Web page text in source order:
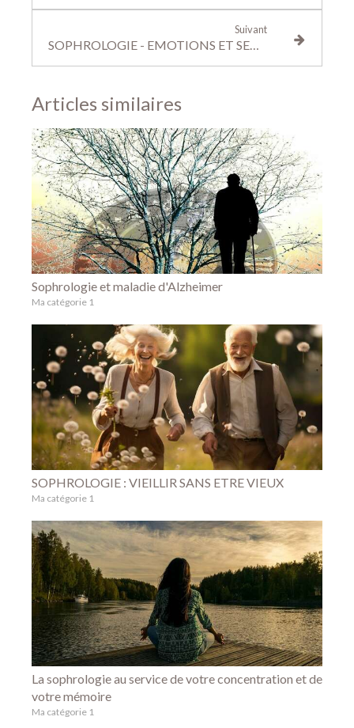
Suivant
Articles similaires
Sophrologie et maladie d'Alzheimer
Ma catégorie 1
SOPHROLOGIE : VIEILLIR SANS ETRE VIEUX
Ma catégorie 1
La sophrologie au service de votre concentration et de
votre mémoire
Ma catégorie 1